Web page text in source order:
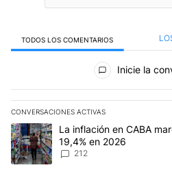
TODOS LOS COMENTARIOS
Todos los comentarios
Inicie la
CONVERSACIONES ACTIVAS
Este listado muestra los artículos
Un artículo de tendencia con el
La inflación en CABA
19,4% en 2026
212